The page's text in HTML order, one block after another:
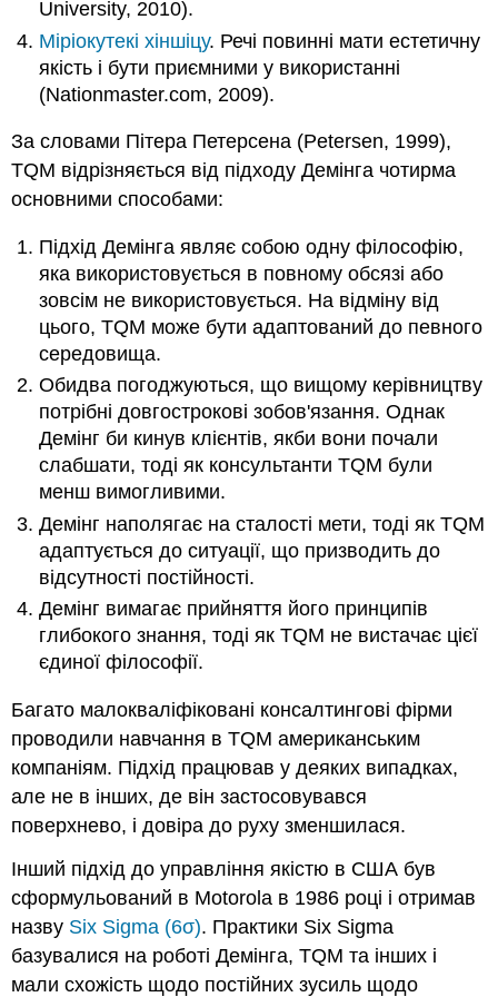
University, 2010).
Міріокутекі хіншіцу. Речі повинні мати естетичну
якість і бути приємними у використанні
(Nationmaster.com, 2009).
За словами Пітера Петерсена (Petersen, 1999),
TQM відрізняється від підходу Демінга чотирма
основними способами:
Підхід Демінга являє собою одну філософію,
яка використовується в повному обсязі або
зовсім не використовується. На відміну від
цього, TQM може бути адаптований до певного
середовища.
Обидва погоджуються, що вищому керівництву
потрібні довгострокові зобов'язання. Однак
Демінг би кинув клієнтів, якби вони почали
слабшати, тоді як консультанти TQM були
менш вимогливими.
Демінг наполягає на сталості мети, тоді як TQM
адаптується до ситуації, що призводить до
відсутності постійності.
Демінг вимагає прийняття його принципів
глибокого знання, тоді як TQM не вистачає цієї
єдиної філософії.
Багато малокваліфіковані консалтингові фірми
проводили навчання в TQM американським
компаніям. Підхід працював у деяких випадках,
але не в інших, де він застосовувався
поверхнево, і довіра до руху зменшилася.
Інший підхід до управління якістю в США був
сформульований в Motorola в 1986 році і отримав
назву Six Sigma (6σ). Практики Six Sigma
базувалися на роботі Демінга, TQM та інших і
мали схожість щодо постійних зусиль щодо